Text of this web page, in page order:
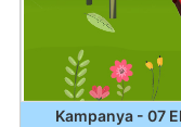
Kampanya - 07